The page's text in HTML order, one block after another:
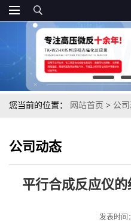
您当前的位置： 网站首页 > 公
公司动态
平行合成反应仪
发表时间